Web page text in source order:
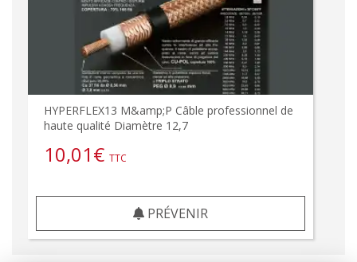
HYPERFLEX13 M&amp;P Câble professionnel de
haute qualité Diamètre 12,7
10,01€ TTC
PRÉVENIR